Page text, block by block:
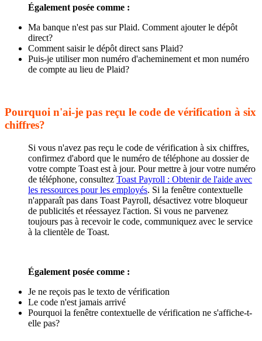
Également posée comme :
Ma banque n'est pas sur Plaid. Comment ajouter le dépôt
direct?
Comment saisir le dépôt direct sans Plaid?
Puis-je utiliser mon numéro d'acheminement et mon numéro
de compte au lieu de Plaid?
Pourquoi n'ai-je pas reçu le code de vérification à six
chiffres?
Si vous n'avez pas reçu le code de vérification à six chiffres,
confirmez d'abord que le numéro de téléphone au dossier de
votre compte Toast est à jour. Pour mettre à jour votre numéro
de téléphone, consultez Toast Payroll : Obtenir de l'aide avec
les ressources pour les employés. Si la fenêtre contextuelle
n'apparaît pas dans Toast Payroll, désactivez votre bloqueur
de publicités et réessayez l'action. Si vous ne parvenez
toujours pas à recevoir le code, communiquez avec le service
à la clientèle de Toast.
Également posée comme :
Je ne reçois pas le texto de vérification
Le code n'est jamais arrivé
Pourquoi la fenêtre contextuelle de vérification ne s'affiche-t-
elle pas?